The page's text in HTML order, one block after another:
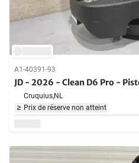
A1-40391-93
JD - 2026 - Clean D6 Pro -
Cruquius,NL
Prix de réserve non atteint